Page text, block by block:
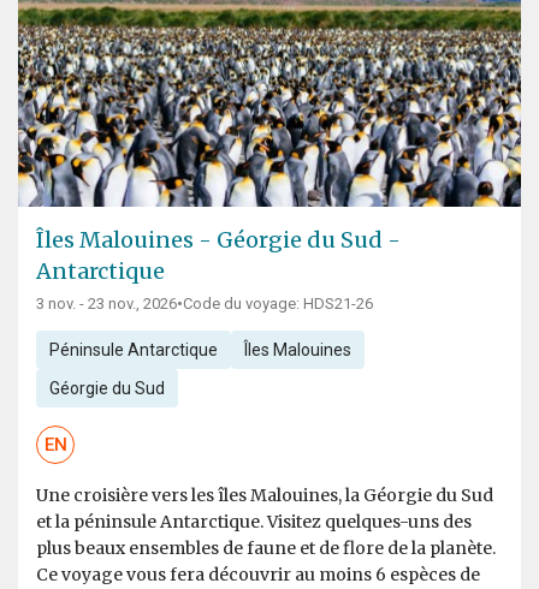
Îles Malouines - Géorgie du Sud -
Antarctique
3 nov. - 23 nov., 2026•Code du voyage: HDS21-26
Péninsule Antarctique Îles Malouines
Géorgie du Sud
EN
Une croisière vers les îles Malouines, la Géorgie du Sud
et la péninsule Antarctique. Visitez quelques-uns des
plus beaux ensembles de faune et de flore de la planète.
Ce voyage vous fera découvrir au moins 6 espèces de